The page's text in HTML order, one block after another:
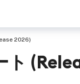
2026)
ト